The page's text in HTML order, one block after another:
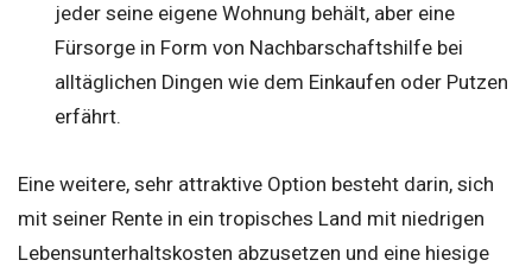
jeder seine eigene Wohnung behält, aber eine
Fürsorge in Form von Nachbarschaftshilfe bei
alltäglichen Dingen wie dem Einkaufen oder Putzen
erfährt.
Eine weitere, sehr attraktive Option besteht darin, sich
mit seiner Rente in ein tropisches Land mit niedrigen
Lebensunterhaltskosten abzusetzen und eine hiesige